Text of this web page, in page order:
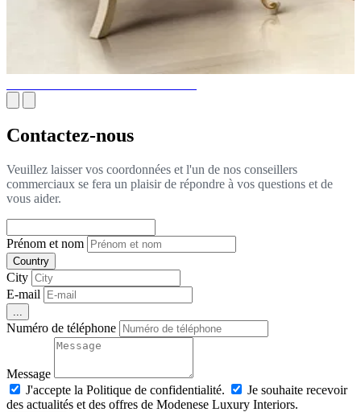
Contactez-nous
Veuillez laisser vos coordonnées et l'un de nos conseillers
commerciaux se fera un plaisir de répondre à vos questions et de
vous aider.
Prénom et nom
Country
City
E-mail
Numéro de téléphone
Message
J'accepte la Politique de confidentialité.
Je souhaite recevoir
des actualités et des offres de Modenese Luxury Interiors.